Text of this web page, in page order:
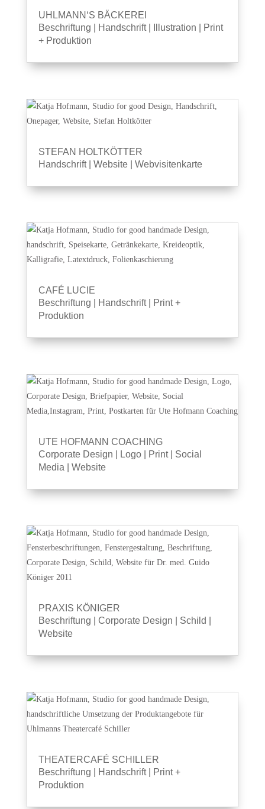
UHLMANN‘S BÄCKEREI
Beschriftung
Handschrift| Illustration
Print
+ Produktion
STEFAN HOLTKÖTTER
Handschrift| Website| Webvisitenkarte
CAFÉ LUCIE
Beschriftung
Handschrift|
Print +
Produktion
UTE HOFMANN COACHING
Corporate Design
Logo| Print| Social
Media
Website
PRAXIS KÖNIGER
Beschriftung
Corporate Design Schild
Website
THEATERCAFÉ SCHILLER
Beschriftung
Handschrift|
Print +
Produktion